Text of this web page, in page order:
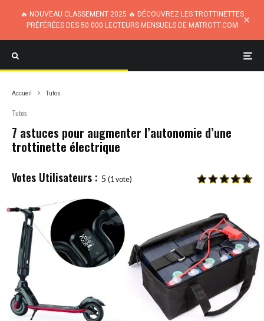
🔥 NOUVEAU CLASSEMENT 2025 🔥 DÉCOUVREZ LES TROTTINETTES
PRÉFÉRÉES DES 50 000 LECTEURS MENSUELS DE MATROTT.COM
Accueil Tutos
Tutos
7 astuces pour augmenter l’autonomie d’une
trottinette électrique
5 (1vote)